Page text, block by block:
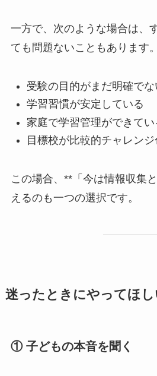
一方で、次のような場合は、
ても問題ないこともあります。
受験の目的がまだ明確でな
学習習慣が安定している
家庭で学習管理ができてい
目標校が比較的チャレン
この場合、**「今は情報収集
えるのも一つの選択です。
迷ったときにやってほ
① 子どもの本音を聞く